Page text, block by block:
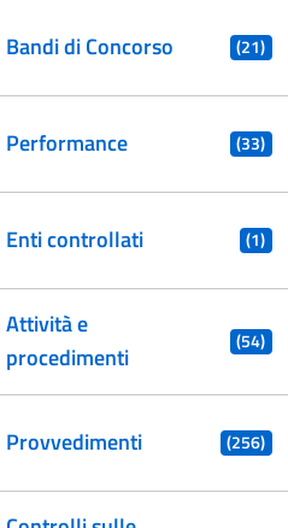
Bandi di Concorso (21)
Performance (33)
Enti controllati (1)
Attività e
procedimenti
(54)
Provvedimenti (256)